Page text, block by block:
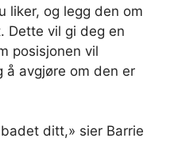
liker, og legg den om
Dette vil gi deg en
posisjonen vil
å avgjøre om den er
ditt,» sier Barrie